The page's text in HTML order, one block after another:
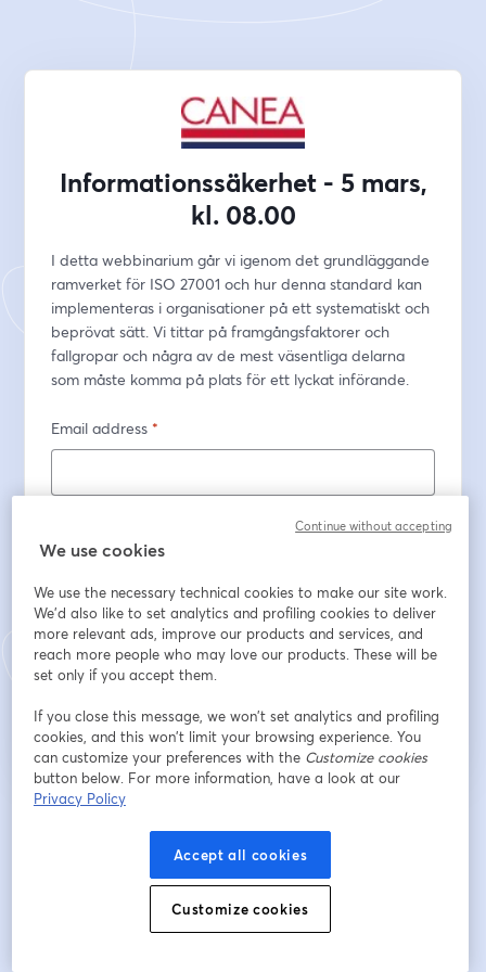
Informationssäkerhet - 5 mars,
kl. 08.00
I detta webbinarium går vi igenom det grundläggande
ramverket för ISO 27001 och hur denna standard kan
implementeras i organisationer på ett systematiskt och
beprövat sätt. Vi tittar på framgångsfaktorer och
fallgropar och några av de mest väsentliga delarna
som måste komma på plats för ett lyckat införande.
Email address *
Last name
Register
Already registered?Join here
opens in a new tab
We use cookies
We use the necessary technical cookies to make our site work.
We'd also like to set analytics and profiling cookies to deliver
more relevant ads, improve our products and services, and
reach more people who may love our products. These will be
set only if you accept them.
If you close this message, we won’t set analytics and profiling
cookies, and this won’t limit your browsing experience. You
can customize your preferences with the Customize cookies
button below. For more information, have a look at our
Privacy Policy
Accept all cookies
Customize cookies
Continue without accepting